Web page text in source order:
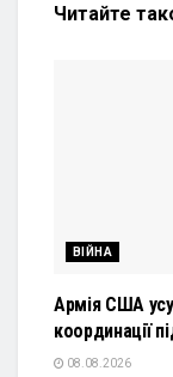
Читайте
ВІЙНА
Армія США
координації
08.08.2026